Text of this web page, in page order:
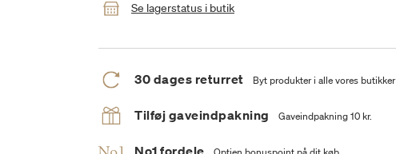
Se lagerstatus i butik
30 dages returret Byt produkter i alle vores butikker
Tilføj gaveindpakning Gaveindpakning 10 kr.